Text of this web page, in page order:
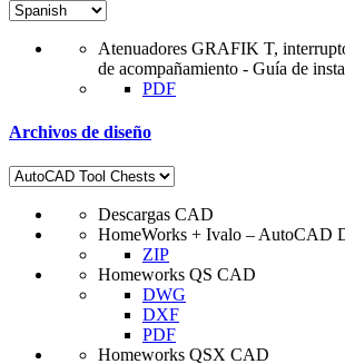
Atenuadores GRAFIK T,
de acompañamiento - Guía de
PDF
Archivos de diseño
Descargas CAD
HomeWorks + Ivalo – AutoCAD
ZIP
Homeworks QS CAD
DWG
DXF
PDF
Homeworks QSX CAD